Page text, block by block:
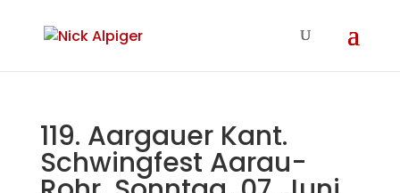
119. Aargauer Kant.
Schwingfest Aarau-